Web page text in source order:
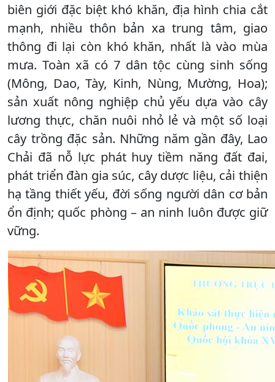
biên giới đặc biệt khó khăn, địa hình chia cắt
mạnh, nhiều thôn bản xa trung tâm, giao
thông đi lại còn khó khăn, nhất là vào mùa
mưa. Toàn xã có 7 dân tộc cùng sinh sống
(Mông, Dao, Tày, Kinh, Nùng, Mường, Hoa);
sản xuất nông nghiệp chủ yếu dựa vào cây
lương thực, chăn nuôi nhỏ lẻ và một số loại
cây trồng đặc sản. Những năm gần đây, Lao
Chải đã nỗ lực phát huy tiềm năng đất đai,
phát triển đàn gia súc, cây dược liệu, cải thiện
hạ tầng thiết yếu, đời sống người dân cơ bản
ổn định; quốc phòng – an ninh luôn được giữ
vững.